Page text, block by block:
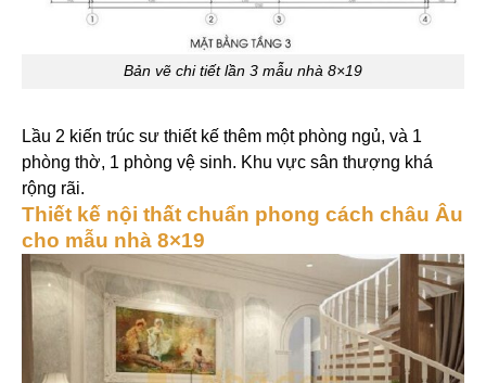
Bản vẽ chi tiết lần 3 mẫu nhà 8×19
Lầu 2 kiến trúc sư thiết kế thêm một phòng ngủ, và 1
phòng thờ, 1 phòng vệ sinh. Khu vực sân thượng khá
rộng rãi.
Thiết kế nội thất chuẩn phong cách châu Âu
cho mẫu nhà 8×19